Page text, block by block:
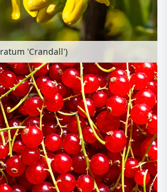
'Crandall')